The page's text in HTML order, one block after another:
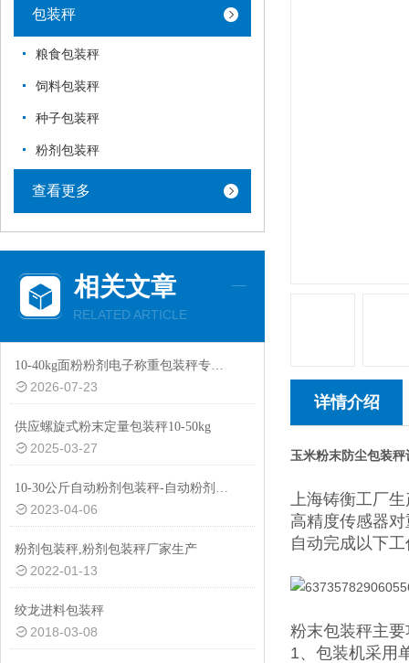
包装秤
粮食包装秤
饲料包装秤
种子包装秤
粉剂包装秤
查看更多
相关文章
RELATED ARTICLE
10-40kg面粉粉剂电子称重包装秤专用设备
2026-07-23
供应螺旋式粉末定量包装秤10-50kg
2025-03-27
10-30公斤自动粉剂包装秤-自动粉剂防尘防爆功能包装机厂家生产
2023-04-06
粉剂包装秤,粉剂包装秤厂家生产
2022-01-13
绞龙进料包装秤
2018-03-08
详情介绍
玉米粉末防尘包装秤
上海铸衡工厂
高精度传感器
自动完成以下
粉末包装秤主
1、包装机采用